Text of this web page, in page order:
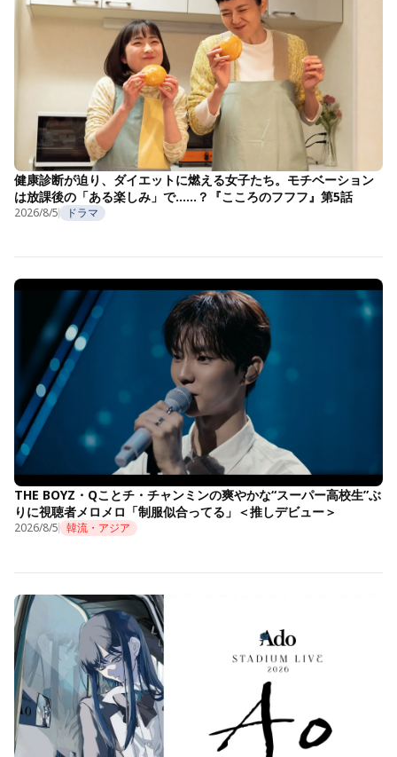
健康診断が迫り、ダイエットに燃える女子たち。モチベーション
は放課後の「ある楽しみ」で……？『こころのフフフ』第5話
2026/8/5 ドラマ
THE BOYZ・Qことチ・チャンミンの爽やかな“スーパー高校生”ぶ
りに視聴者メロメロ「制服似合ってる」＜推しデビュー＞
2026/8/5 韓流・アジア